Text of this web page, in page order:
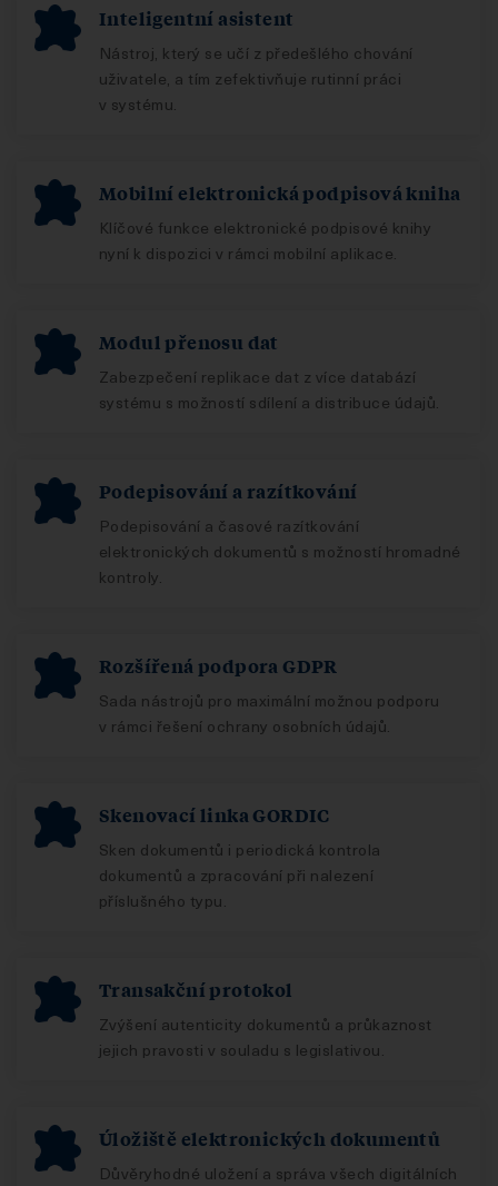
Inteligentní asistent
Nástroj, který se učí z předešlého chování
uživatele, a tím zefektivňuje rutinní práci
v systému.
Mobilní elektronická podpisová kniha
Klíčové funkce elektronické podpisové knihy
nyní k dispozici v rámci mobilní aplikace.
Modul přenosu dat
Zabezpečení replikace dat z více databází
systému s možností sdílení a distribuce údajů.
Podepisování a razítkování
Podepisování a časové razítkování
elektronických dokumentů s možností hromadné
kontroly.
Rozšířená podpora GDPR
Sada nástrojů pro maximální možnou podporu
v rámci řešení ochrany osobních údajů.
Skenovací linka GORDIC
Sken dokumentů i periodická kontrola
dokumentů a zpracování při nalezení
příslušného typu.
Transakční protokol
Zvýšení autenticity dokumentů a průkaznost
jejich pravosti v souladu s legislativou.
Úložiště elektronických dokumentů
Důvěryhodné uložení a správa všech digitálních